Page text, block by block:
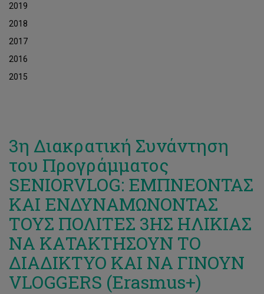
2019
2018
2017
2016
2015
3η Διακρατική Συνάντηση
του Προγράμματος
SENIORVLOG: ΕΜΠΝΕΟΝΤΑΣ
ΚΑΙ ΕΝΔΥΝΑΜΩΝΟΝΤΑΣ
ΤΟΥΣ ΠΟΛΙΤΕΣ 3ΗΣ ΗΛΙΚΙΑΣ
ΝΑ ΚΑΤΑΚΤΗΣΟΥΝ ΤΟ
ΔΙΑΔΙΚΤΥΟ ΚΑΙ ΝΑ ΓΙΝΟΥΝ
VLOGGERS (Erasmus+)